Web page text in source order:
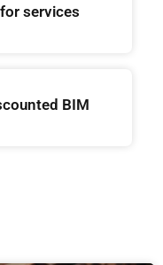
services
BIM